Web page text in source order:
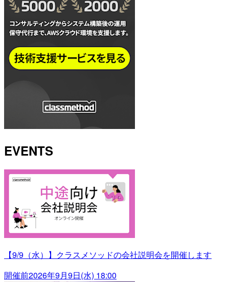
EVENTS
【9/9（水）】クラスメソッドの会社説明会を開催します
開催前2026年9月9日(水) 18:00